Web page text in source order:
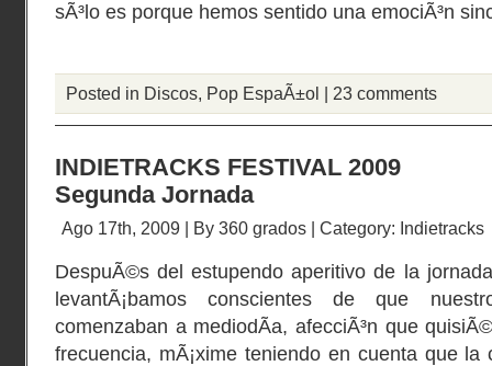
sÃ³lo es porque hemos sentido una emociÃ³n
Posted in Discos, Pop EspaÃ±ol | 23 comments
INDIETRACKS FESTIVAL 2009
Segunda Jornada
Ago 17th, 2009 | By 360 grados | Category: Indietracks
DespuÃ©s del estupendo aperitivo de la
levantÃ¡bamos conscientes de que
comenzaban a mediodÃ­a, afecciÃ³n que
frecuencia, mÃ¡xime teniendo en cuenta que